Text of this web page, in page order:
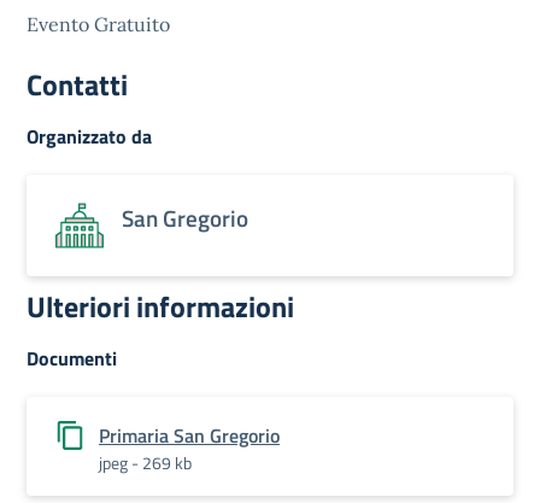
Evento Gratuito
Contatti
Organizzato da
San Gregorio
Ulteriori informazioni
Documenti
Primaria San Gregorio
jpeg - 269 kb